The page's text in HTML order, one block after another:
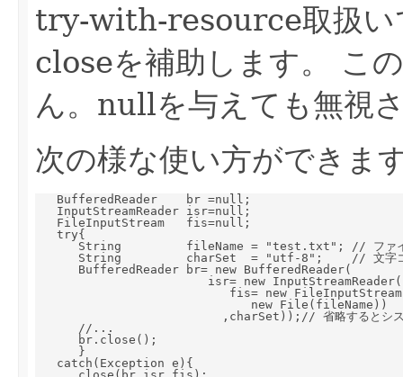
try-with-resource取扱い
closeを補助します。 こ
ん。nullを与えても無視
次の様な使い方ができま
   BufferedReader    br =null;
   InputStreamReader isr=null;
   FileInputStream   fis=null;
   try{
String         fileName = "test.txt"; // ファ
String         charSet  = "utf-8";    // 文字コ
      BufferedReader br= new BufferedReader(
                        isr= new InputStreamReader(
fis= new
                              new File(fileName))
,charSet));// 省略するとシス
      //...
      br.close();
      }
   catch(Exception e){